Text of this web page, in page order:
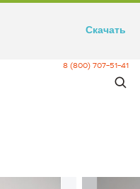
8 (800) 707-51-41
Скачать